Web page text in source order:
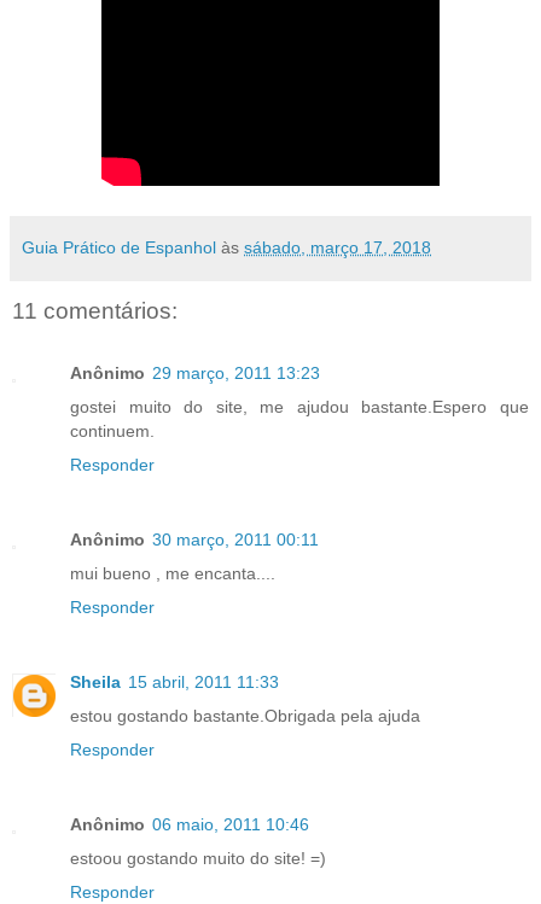
Guia Prático de Espanhol às sábado, março 17, 2018
11 comentários:
Anônimo 29 março, 2011 13:23
gostei muito do site, me ajudou bastante.Espero que
continuem.
Responder
Anônimo 30 março, 2011 00:11
mui bueno , me encanta....
Responder
Sheila 15 abril, 2011 11:33
estou gostando bastante.Obrigada pela ajuda
Responder
Anônimo 06 maio, 2011 10:46
estoou gostando muito do site! =)
Responder